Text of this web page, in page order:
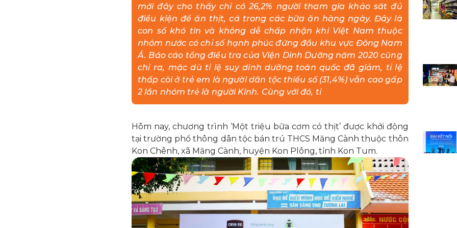
mới đây cho thấy chỉ có 26,2% người tham gia khảo sát đủ
điều kiện để ăn thịt, cá trong các bữa ăn hàng ngày. Đây là
con số khó tin và không dễ chấp nhận khi Việt Nam thuộc
nhóm nước có chỉ số hạnh phúc đứng đầu khu vực Đông Nam
Á. Báo cáo tổng điều tra của Viện Dinh Dưỡng năm 2020 cũng
chỉ ra, mặc dù tỉ lệ suy dinh dưỡng toàn quốc đã giảm, tỉ lệ
thấp còi ở trẻ em là người dân tộc thiểu số (31,4%) vẫn cao gấp
2 lần nhóm trẻ là người Kinh. Cùng với đó, tỉ
Hôm nay, chương trình ‘Một triệu bữa cơm có thịt’ được khởi động
tại trường phổ thông dân tộc bán trú THCS Măng Cành thuộc thôn
Kon Chênh, xã Măng Cành, huyện Kon Plông, tỉnh Kon Tum.